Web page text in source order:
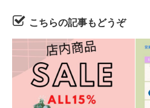
こちらの記事もどうぞ